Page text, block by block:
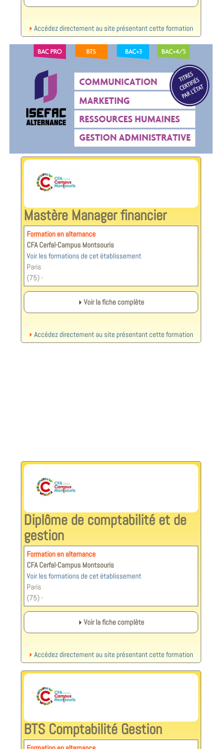
Accédez directement au site présentant cette formation
Mastère Manager financier
Formation en alternance
CFA Cerfal-Campus Montsouris
Voir les formations de cet établissement
Paris
(75) -
Voir la fiche complète
Accédez directement au site présentant cette formation
Diplôme de comptabilité et de
gestion
Formation en alternance
CFA Cerfal-Campus Montsouris
Voir les formations de cet établissement
Paris
(75) -
Voir la fiche complète
Accédez directement au site présentant cette formation
BTS Comptabilité Gestion